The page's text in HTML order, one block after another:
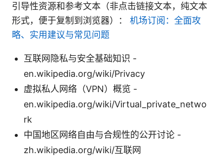
引导性资源和参考文本（非点击链接文本，纯文本
形式，便于复制到浏览器）： 机场订阅：全面攻
略、实用建议与常见问题
互联网隐私与安全基础知识 -
en.wikipedia.org/wiki/Privacy
虚拟私人网络（VPN）概览 -
en.wikipedia.org/wiki/Virtual_private_netwo
rk
中国地区网络自由与合规性的公开讨论 -
zh.wikipedia.org/wiki/互联网